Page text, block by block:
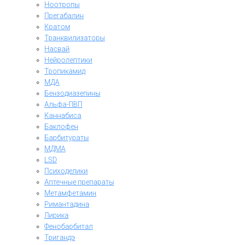
Ноотропы
Прегабалин
Кратом
Транквилизаторы
Насвай
Нейролептики
Тропикамид
МДА
Бензодиазепины
Альфа-ПВП
Каннабиса
Баклофен
Барбитураты
МДМА
LSD
Психоделики
Аптечные препараты
Метамфетамин
Римантадина
Лирика
Фенобарбитал
Тригандэ